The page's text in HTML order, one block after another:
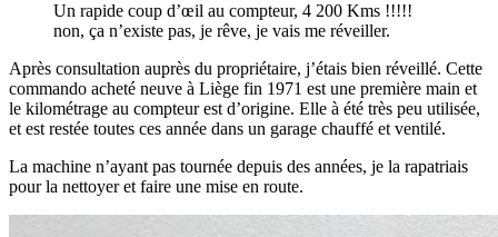
Un rapide coup d’œil au compteur, 4 200 Kms !!!!!
non, ça n’existe pas, je rêve, je vais me réveiller.
Après consultation auprès du propriétaire, j’étais bien réveillé. Cette
commando acheté neuve à Liège fin 1971 est une première main et
le kilométrage au compteur est d’origine. Elle à été très peu utilisée,
et est restée toutes ces année dans un garage chauffé et ventilé.
La machine n’ayant pas tournée depuis des années, je la rapatriais
pour la nettoyer et faire une mise en route.